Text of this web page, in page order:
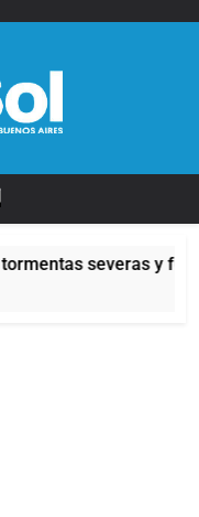
severas y